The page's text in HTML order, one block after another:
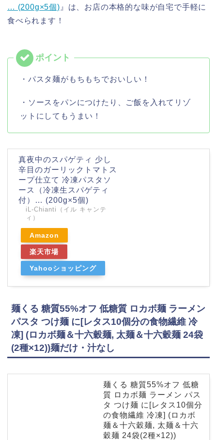
… (200g×5個) 』は、お店の本格的な味が自宅で手軽に
食べられます！
・パスタ麺がもちもちでおいしい！
・ソースをパンにつけたり、ご飯を入れてリゾ
ットにしてもうまい！
真夜中のスパゲティ 少し
辛目のガーリックトマトス
ープ仕立て 冷凍パスタソ
ース（冷凍生スパゲティ
付）… (200g×5個)
iL-Chianti（イル キャンテ
ィ）
Amazon
楽天市場
Yahooショッピング
麺くる 糖質55%オフ 低糖質 ロカボ麺 ラーメン
パスタ つけ麺 に[レタス10個分の食物繊維 冷
凍] (ロカボ麺＆十六穀麺, 太麺＆十六穀麺 24袋
(2種×12))麺だけ・汁なし
麺くる 糖質55%オフ 低糖
質 ロカボ麺 ラーメン パス
タ つけ麺 に[レタス10個分
の食物繊維 冷凍] (ロカボ
麺＆十六穀麺, 太麺＆十六
穀麺 24袋(2種×12))